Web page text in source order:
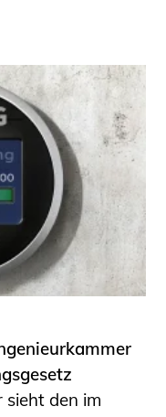
sieht den im